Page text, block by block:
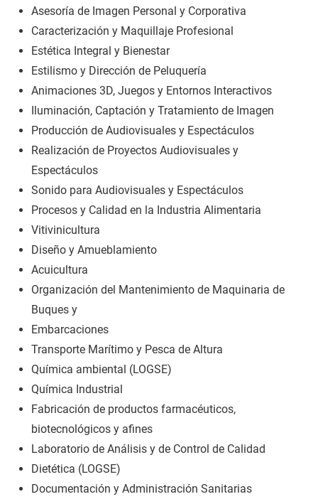
Asesoría de Imagen Personal y Corporativa
Caracterización y Maquillaje Profesional
Estética Integral y Bienestar
Estilismo y Dirección de Peluquería
Animaciones 3D, Juegos y Entornos Interactivos
Iluminación, Captación y Tratamiento de Imagen
Producción de Audiovisuales y Espectáculos
Realización de Proyectos Audiovisuales y
Espectáculos
Sonido para Audiovisuales y Espectáculos
Procesos y Calidad en la Industria Alimentaria
Vitivinicultura
Diseño y Amueblamiento
Acuicultura
Organización del Mantenimiento de Maquinaria de
Buques y
Embarcaciones
Transporte Marítimo y Pesca de Altura
Química ambiental (LOGSE)
Química Industrial
Fabricación de productos farmacéuticos,
biotecnológicos y afines
Laboratorio de Análisis y de Control de Calidad
Dietética (LOGSE)
Documentación y Administración Sanitarias